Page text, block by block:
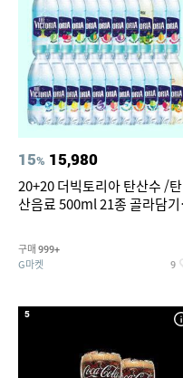
15% 15,980
20+20 더빅토리아 탄산수 /탄
산음료 500ml 21종 골라담기
구매 999+
G마켓 9
5